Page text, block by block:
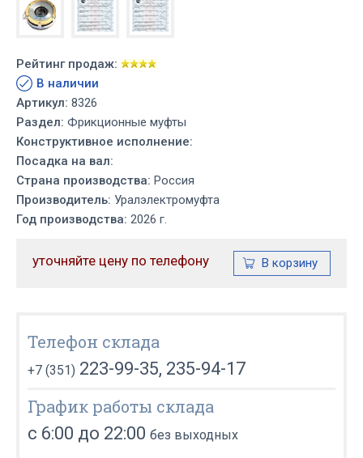
Рейтинг продаж:
В наличии
Артикул: 8326
Раздел: Фрикционные муфты
Конструктивное исполнение:
Посадка на вал:
Страна производства: Россия
Производитель: Уралэлектромуфта
Год производства: 2026 г.
уточняйте цену по телефону
Телефон склада
+7 (351) 223-99-35, 235-94-17
График работы склада
с 6:00 до 22:00 без выходных